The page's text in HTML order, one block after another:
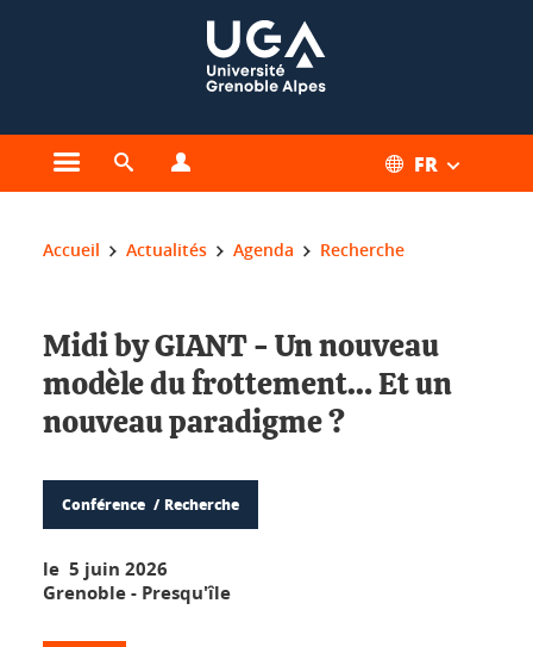
Ouvrir le menu principal
Ouvrir le moteur de recherche FR
Vous êtes ici :
Accueil Actualités Agenda Recherche
Midi by GIANT - Un nouveau
modèle du frottement… Et un
nouveau paradigme ?
Conférence Recherche
le 5 juin 2026
Grenoble - Presqu'île